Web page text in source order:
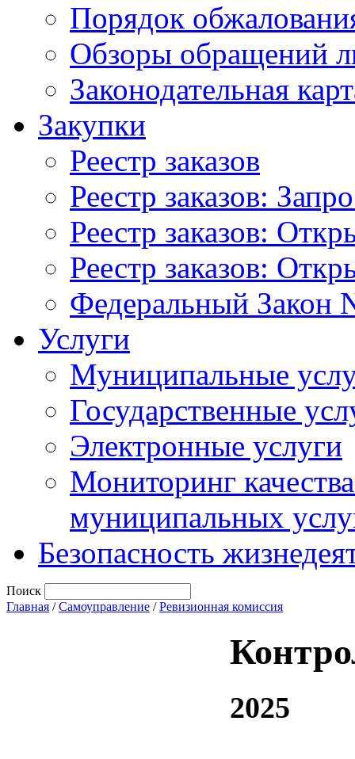
Порядок
Обзоры обращений
Законодательная
Закупки
Реестр заказов
Реестр заказов:
Реестр заказов:
Реестр заказов:
Федеральный Закон
Услуги
Муниципальные
Государственные
Электронные услуги
Мониторинг
муниципальных
Безопасность
Поиск
Главная /Самоуправление /Ревизионная комиссия
2025